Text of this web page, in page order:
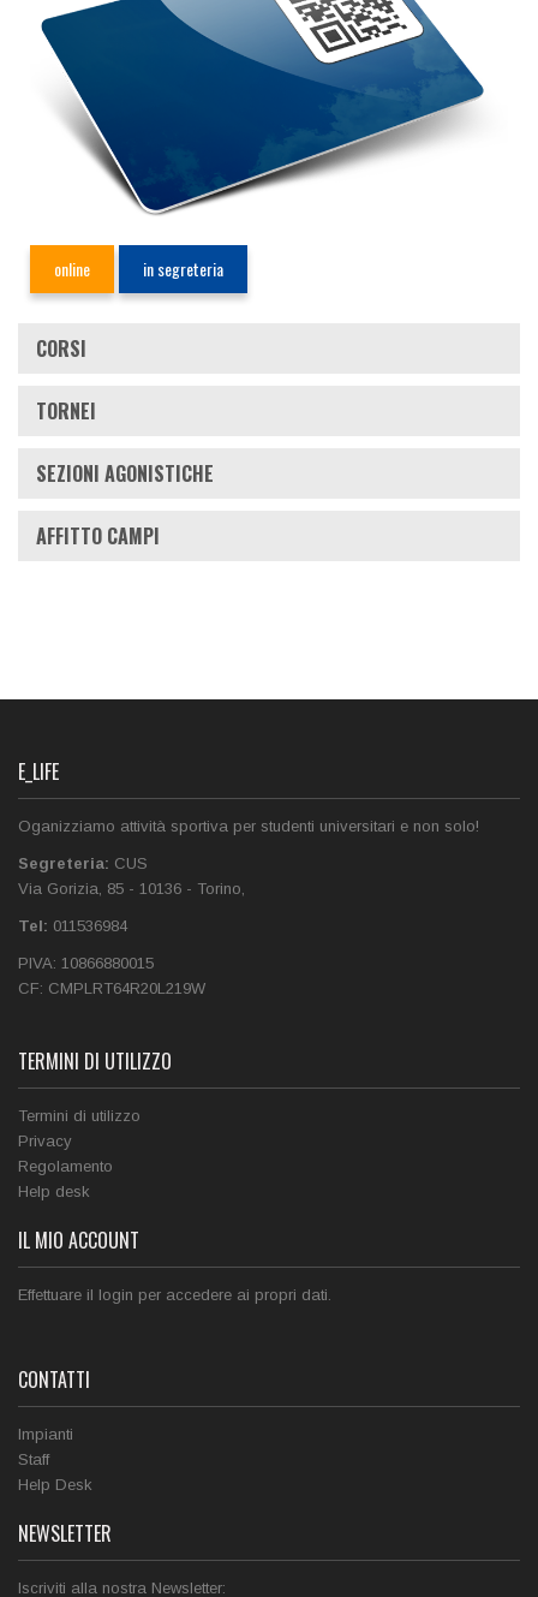
online in segreteria
CORSI
TORNEI
SEZIONI AGONISTICHE
AFFITTO CAMPI
E_LIFE
Oganizziamo attività sportiva per studenti universitari e non solo!
Segreteria: CUS
Via Gorizia, 85 - 10136 - Torino
Tel: 011536984‎
PIVA: 10866880015
CF: CMPLRT64R20L219W
TERMINI DI UTILIZZO
Termini di utilizzo
Privacy
Regolamento
Help desk
IL MIO ACCOUNT
Effettuare il login per accedere ai propri dati.
CONTATTI
Impianti
Staff
Help Desk
NEWSLETTER
Iscriviti alla nostra Newsletter: